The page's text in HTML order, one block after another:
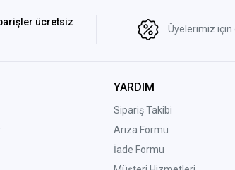
ücretsiz
Üyelerimiz için
YARDIM
Sipariş Takibi
Arıza Formu
İade Formu